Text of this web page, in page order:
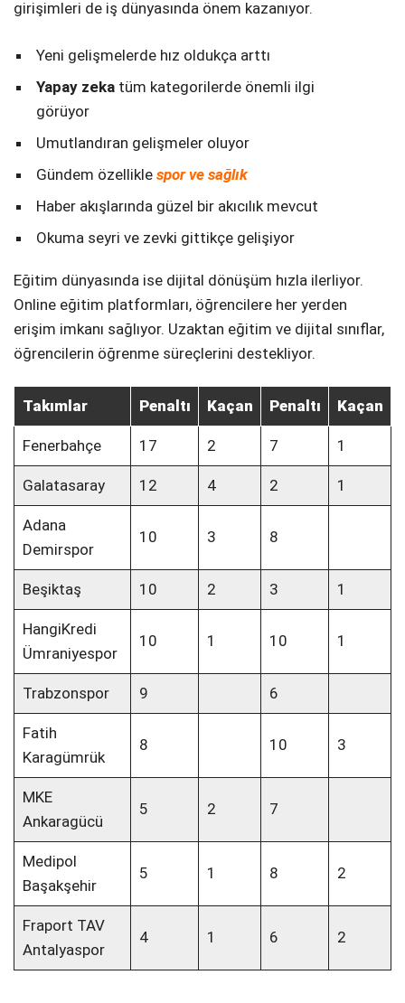
girişimleri de iş dünyasında önem kazanıyor.
Yeni gelişmelerde hız oldukça arttı
Yapay zeka tüm kategorilerde önemli ilgi
görüyor
Umutlandıran gelişmeler oluyor
Gündem özellikle spor ve sağlık
Haber akışlarında güzel bir akıcılık mevcut
Okuma seyri ve zevki gittikçe gelişiyor
Eğitim dünyasında ise dijital dönüşüm hızla ilerliyor.
Online eğitim platformları, öğrencilere her yerden
erişim imkanı sağlıyor. Uzaktan eğitim ve dijital sınıflar,
öğrencilerin öğrenme süreçlerini destekliyor.
Takımlar Penaltı Kaçan Penaltı Kaçan
Fenerbahçe 17 2 7 1
Galatasaray 12 4 2 1
Adana
Demirspor
10 3 8
Beşiktaş 10 2 3 1
HangiKredi
Ümraniyespor
10 1 10 1
Trabzonspor 9 6
Fatih
Karagümrük
8 10 3
MKE
Ankaragücü
5 2 7
Medipol
Başakşehir
5 1 8 2
Fraport TAV
Antalyaspor
4 1 6 2